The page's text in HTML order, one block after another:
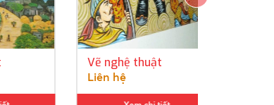
Vẽ nghệ thuật
Liên hệ